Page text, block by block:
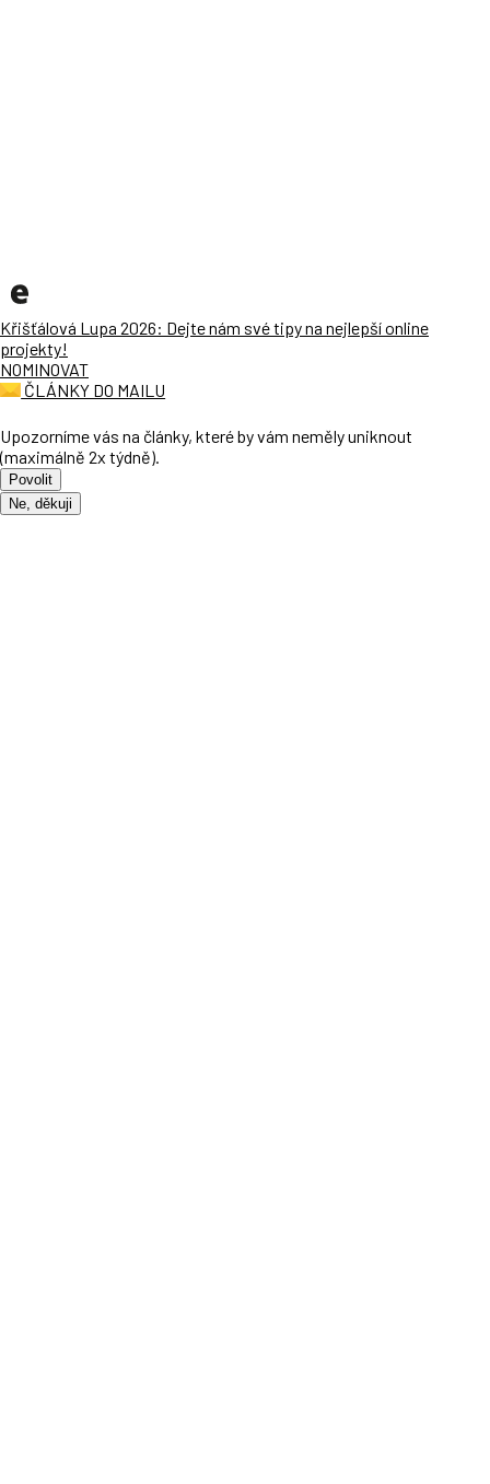
Křišťálová Lupa 2026: Dejte nám své tipy na nejlepší online
projekty!
NOMINOVAT
ČLÁNKY DO MAILU
Upozorníme vás na články, které by vám neměly uniknout
(maximálně 2x týdně).
Povolit
Ne, děkuji